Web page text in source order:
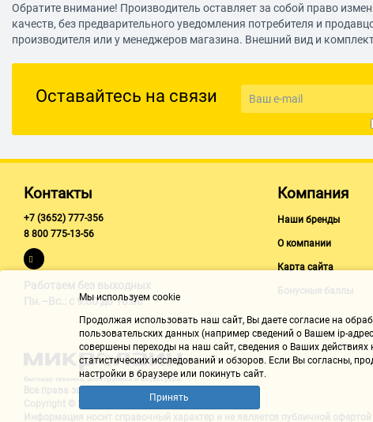
Конструкция
Транспортировка
три колеса
Ручка для переноски
есть
Уровень шума 113 дБ
Обратите внимание! Производитель оставляет за собой право
качеств, без предварительного уведомления потребителя и
производителя или у менеджеров магазина. Внешний вид и
Оставайтесь на связи
Контакты
+7 (3652) 777-356
8 800 775-13-56
Работаем без выходных
Пн.–Вс.: с 9:00 до 18:00
Компания
Наши бренды
О компании
Карта сайта
Бонусные баллы
Все права защищены "Микролайн"
Copyright © 2002-2026
Информация носит справочный характер и не является публичной офертой
Мы используем cookie
Продолжая использовать наш cайт, Вы даете согласие на
пользовательских данных (например сведений о Вашем ip-
совершены переходы на наш сайт, сведения о Ваших
статистических исследований и обзоров. Если Вы согласны,
настройки в браузере или покинуть сайт.
Принять